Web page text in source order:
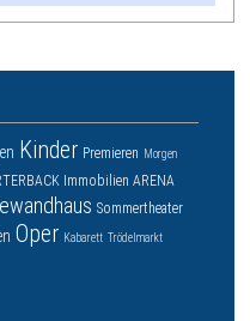
Kinder Premieren Morgen
Immobilien ARENA
Sommertheater
Oper Kabarett Trödelmarkt